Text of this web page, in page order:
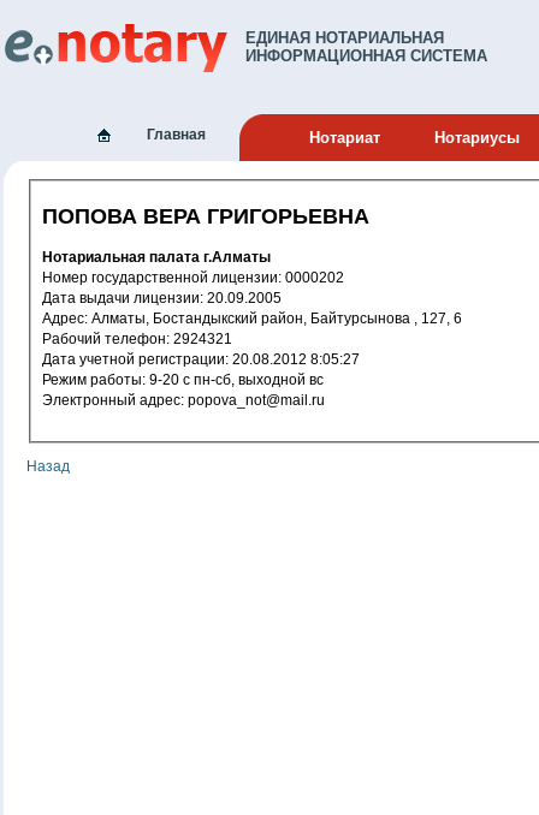
ЕДИНАЯ НОТАРИАЛЬНАЯ
ИНФОРМАЦИОННАЯ СИСТЕМА
Главная Нотариат Нотариусы
ПОПОВА ВЕРА ГРИГОРЬЕВНА
Нотариальная палата г.Алматы
Номер государственной лицензии: 0000202
Дата выдачи лицензии: 20.09.2005
Адрес: Алматы, Бостандыкский район, Байтурсынова , 127, 6
Рабочий телефон: 2924321
Дата учетной регистрации: 20.08.2012 8:05:27
Режим работы: 9-20 с пн-сб, выходной вс
Электронный адрес: popova_not@mail.ru
Назад